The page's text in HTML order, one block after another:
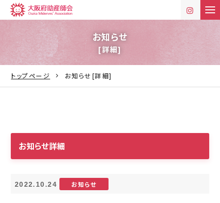
t
o
a
g
お知らせ
[詳細]
トップページ お知らせ[詳細]
お知らせ詳細
2022.10.24 お知らせ